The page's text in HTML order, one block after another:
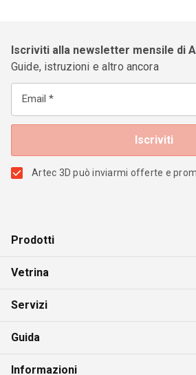
Iscriviti alla newsletter mensile di
Guide, istruzioni e altro ancora
Email
Artec 3D può inviarmi offerte e
Prodotti
Vetrina
Servizi
Guida
Informazioni